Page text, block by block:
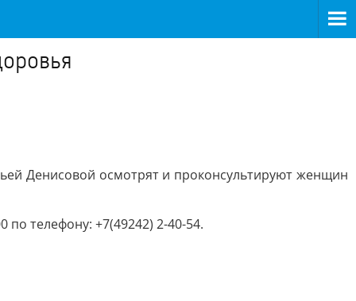
Денисовой осмотрят и проконсультируют женщин
телефону: +7(49242) 2-40-54.